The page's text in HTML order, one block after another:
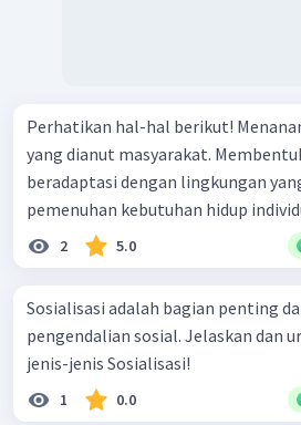
Perhatikan hal-hal berikut! Menanamkan nilai dan norma
yang dianut masyarakat. Membentuk kemampuan
beradaptasi dengan lingkungan yang
pemenuhan kebutuhan hidup
2 5.0
Sosialisasi adalah bagian penting
pengendalian sosial. Jelaskan dan
jenis-jenis Sosialisasi!
1 0.0